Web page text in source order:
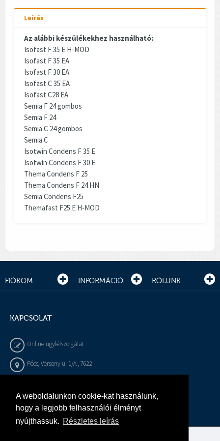
A weboldalunkon cookie-kat használunk,
hogy a legjobb felhasználói élményt
nyújthassuk. Részletes leírás
Leírás
Az alábbi készülékekhez használható:
Isofast F 35 E H-MOD
Isofast F 35 EA
Isofast F 30 EA
Isofast C 35 EA
Isofast C28 EA
Semia F 24 gombos
Semia F 24
Semia C 24 gombos
Semia C
Isotwin Condens F 35 E
Isotwin Condens F 30 E
Thema Condens F 25
Thema Condens F 24 HN
Semia Condens F25
Themafast F25 E H-MOD
FIÓKOM INFORMÁCIÓ RÓLUNK
KAPCSOLAT
Online ügyfélszolgálat
Pécs, Verseny u. 1/A , 7622
info@gepeszbolt.hu